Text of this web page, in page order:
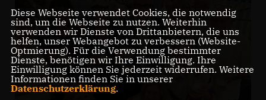
Diese Webseite verwendet Cookies, die notwendig
sind, um die Webseite zu nutzen. Weiterhin
verwenden wir Dienste von Drittanbietern, die uns
helfen, unser Webangebot zu verbessern (Website-
Optmierung). Für die Verwendung bestimmter
Dienste, benötigen wir Ihre Einwilligung. Ihre
Einwilligung können Sie jederzeit widerrufen. Weitere
Informationen finden Sie in unserer
Datenschutzerklärung.